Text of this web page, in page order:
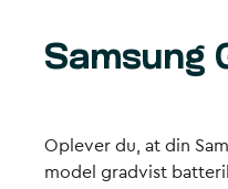
Samsung
Oplever du, at din
model gradvist